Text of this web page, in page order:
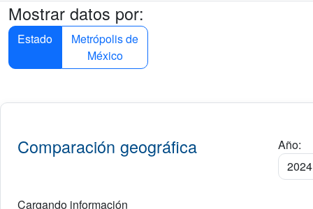
Mostrar datos por:
Estado
Metrópolis de
México
Comparación geográfica Año:
Cargando información